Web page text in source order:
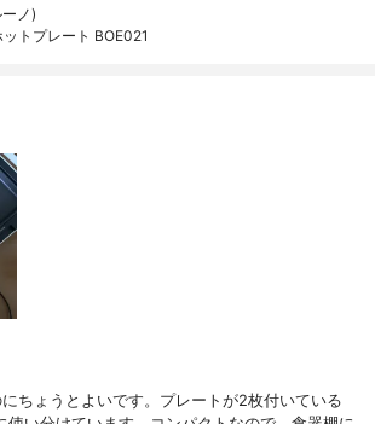
ノ)
トプレート BOE021
ちょうとよいです。プレートが2枚付いている